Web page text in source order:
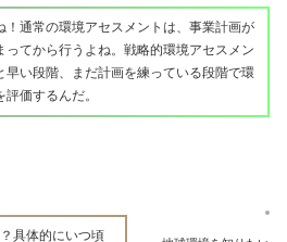
！通常の環境アセスメントは、事業計画が
ってから行うよね。戦略的環境アセスメン
早い段階、まだ計画を練っている段階で環
価するんだ。
具体的にいつ頃